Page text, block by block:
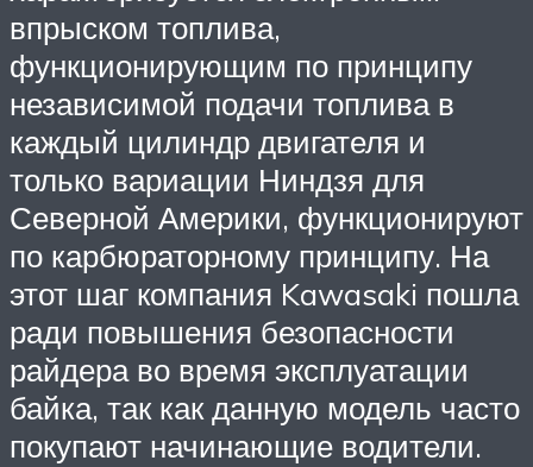
впрыском топлива,
функционирующим по принципу
независимой подачи топлива в
каждый цилиндр двигателя и
только вариации Ниндзя для
Северной Америки, функционируют
по карбюраторному принципу. На
этот шаг компания Kawasaki пошла
ради повышения безопасности
райдера во время эксплуатации
байка, так как данную модель часто
покупают начинающие водители.